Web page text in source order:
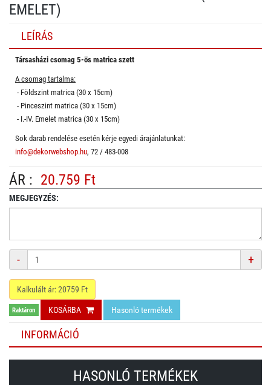
EMELET)
LEÍRÁS
Társasházi csomag 5-ös matrica szett
A csomag tartalma:
- Földszint matrica (30 x 15cm)
- Pinceszint matrica (30 x 15cm)
- I.-IV. Emelet matrica (30 x 15cm)
Sok darab rendelése esetén kérje egyedi árajánlatunkat:
info@dekorwebshop.hu, 72 / 483-008
ÁR : 20.759 Ft
MEGJEGYZÉS:
Mennyiség
- +
Kalkulált ár:20759 Ft
Raktáron KOSÁRBA Hasonló termékek
INFORMÁCIÓ
HASONLÓ TERMÉKEK